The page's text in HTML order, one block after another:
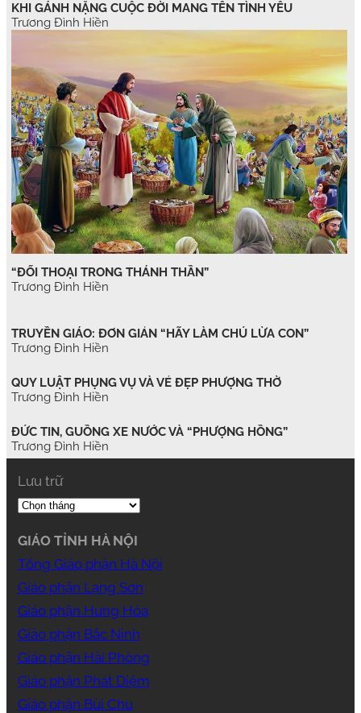
KHI GÁNH NẶNG CUỘC ĐỜI MANG TÊN TÌNH YÊU
Trương Đình Hiền
“ĐỐI THOẠI TRONG THÁNH THẦN”
Trương Đình Hiền
TRUYỀN GIÁO: ĐƠN GIẢN “HÃY LÀM CHÚ LỪA CON”
Trương Đình Hiền
QUY LUẬT PHỤNG VỤ VÀ VẺ ĐẸP PHƯỢNG THỜ
Trương Đình Hiền
ĐỨC TIN, GUỒNG XE NƯỚC VÀ “PHƯỢNG HỒNG”
Trương Đình Hiền
Lưu trữ
GIÁO TỈNH HÀ NỘI
Tổng Giáo phận Hà Nội
Giáo phận Lạng Sơn
Giáo phận Hưng Hóa
Giáo phận Bắc Ninh
Giáo phận Hải Phòng
Giáo phận Phát Diệm
Giáo phận Bùi Chu